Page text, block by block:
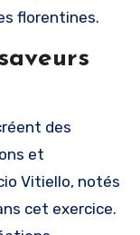
florentines.
des
et
Vitiello, notés
cet exercice.